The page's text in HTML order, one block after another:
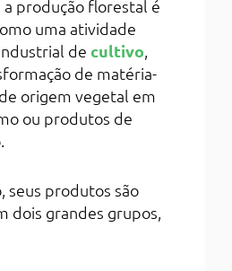
produção florestal é
uma atividade
de cultivo,
de matéria-
origem vegetal em
ou produtos de
seus produtos são
dois grandes grupos,